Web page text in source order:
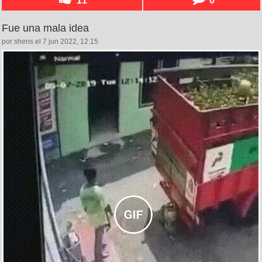
Fue una mala idea
por shens el 7 jun 2022, 12:15